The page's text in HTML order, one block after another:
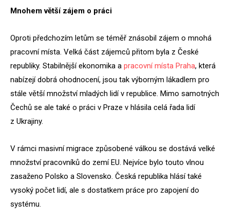
Mnohem větší zájem o práci
Oproti předchozím letům se téměř znásobil zájem o mnohá
pracovní místa. Velká část zájemců přitom byla z České
republiky. Stabilnější ekonomika a pracovní místa Praha, která
nabízejí dobrá ohodnocení, jsou tak výborným lákadlem pro
stále větší množství mladých lidí v republice. Mimo samotných
Čechů se ale také o práci v Praze v hlásila celá řada lidí
z Ukrajiny.
V rámci masivní migrace způsobené válkou se dostává velké
množství pracovníků do zemí EU. Nejvíce bylo touto vlnou
zasaženo Polsko a Slovensko. Česká republika hlásí také
vysoký počet lidí, ale s dostatkem práce pro zapojení do
systému.